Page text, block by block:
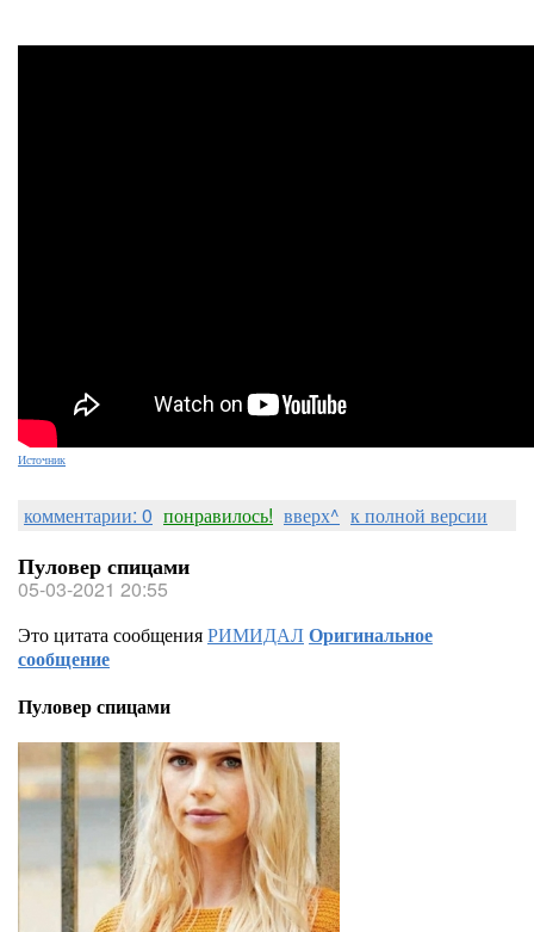
Источник
комментарии: 0 понравилось! вверх^ к полной версии
Пуловер спицами
05-03-2021 20:55
Это цитата сообщенияРИМИДАЛОригинальное
сообщение
Пуловер спицами